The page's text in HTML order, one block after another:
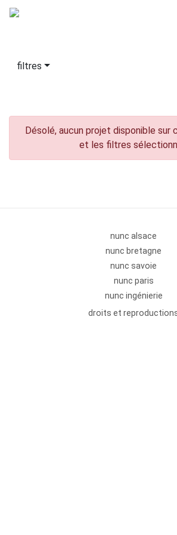
filtres
Désolé, aucun projet disponible sur
et les filtres
nunc alsace
nunc bretagne
nunc savoie
nunc paris
nunc ingénierie
droits et